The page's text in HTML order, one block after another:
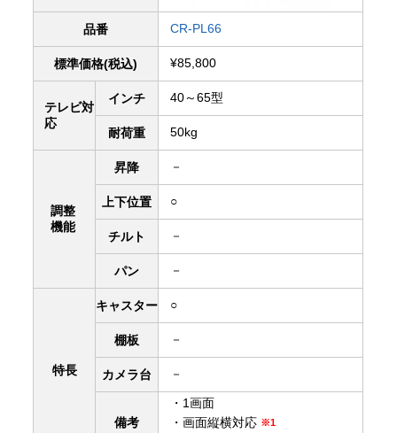
品番 CR-PL66
標準価格(税込) ¥85,800
テレビ対
応
インチ 40～65型
耐荷重 50kg
調整
機能
昇降 －
上下位置 ○
チルト －
パン －
特長
キャスター ○
棚板 －
カメラ台 －
備考
・1画面
・画面縦横対応 ※1